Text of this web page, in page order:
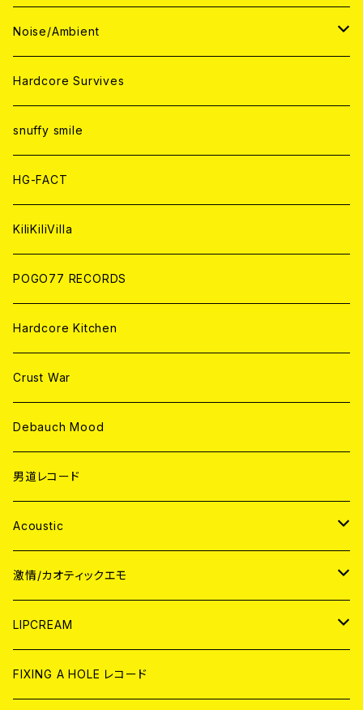
ANALOG
ANALOG
CD
ANALOG
CD
ANALOG
WORLD
CD
ANALOG
JAPAN
CD
ANALOG
WORLD
CD
ANALOG
Noise/Ambient
JAPAN
CD
ANALOG
WORLD
CD
ANALOG
Hardcore Survives
snuffy smile
HG-FACT
KiliKiliVilla
POGO77 RECORDS
Hardcore Kitchen
Crust War
Debauch Mood
男道レコード
Acoustic
JAPAN
CD
ANALOG
WORLD
CD
激情/カオティックエモ
JAPAN
CD
WORLD
LIPCREAM
CD
FIXING A HOLE レコード